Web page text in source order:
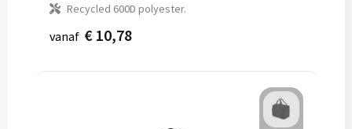
Recycled 600D polyester.
vanaf € 10,78